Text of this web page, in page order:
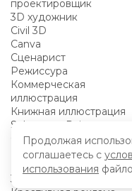
проектировщик
3D художник
Civil 3D
Canva
Сценарист
Режиссура
Коммерческая
иллюстрация
Книжная иллюстрация
Substance Painter
Обработка фотографий
Нарративный дизайн
Компьютерная графика
3D печать
Продолжая
соглашаетесь с
использования